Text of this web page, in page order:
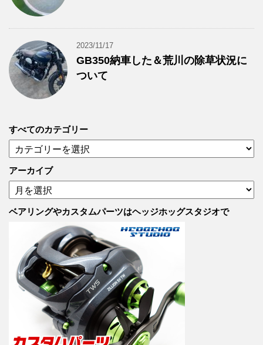
2023/11/17
GB350納車した＆荒川の除草状況に
ついて
すべてのカテゴリー
べ
て
の
カ
テ
アーカイブ
ア
ー
カ
ベアリングやカスタムパーツはヘッジホッグスタジオで